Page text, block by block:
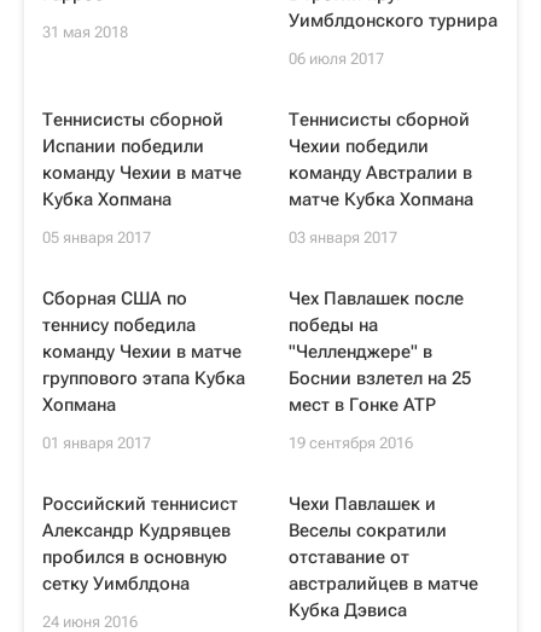
31 мая 2018
Уимблдонского турнира
06 июля 2017
Теннисисты сборной
Испании победили
команду Чехии в матче
Кубка Хопмана
05 января 2017
Теннисисты сборной
Чехии победили
команду Австралии в
матче Кубка Хопмана
03 января 2017
Сборная США по
теннису победила
команду Чехии в матче
группового этапа Кубка
Хопмана
01 января 2017
Чех Павлашек после
победы на
"Челленджере" в
Боснии взлетел на 25
мест в Гонке ATP
19 сентября 2016
Российский теннисист
Александр Кудрявцев
пробился в основную
сетку Уимблдона
24 июня 2016
Чехи Павлашек и
Веселы сократили
отставание от
австралийцев в матче
Кубка Дэвиса